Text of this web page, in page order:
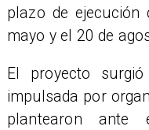
plazo de
mayo y el 20 de
​El proyecto
impulsada por
plantearon ante